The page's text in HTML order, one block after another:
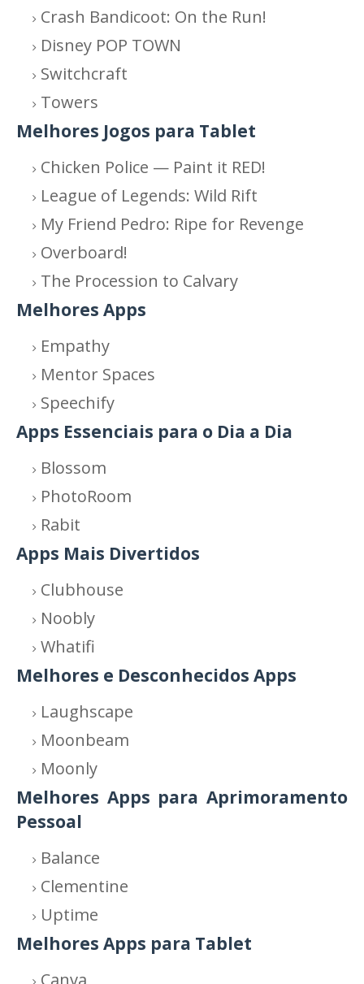
Crash Bandicoot: On the Run!
Disney POP TOWN
Switchcraft
Towers
Melhores Jogos para Tablet
Chicken Police — Paint it RED!
League of Legends: Wild Rift
My Friend Pedro: Ripe for Revenge
Overboard!
The Procession to Calvary
Melhores Apps
Empathy
Mentor Spaces
Speechify
Apps Essenciais para o Dia a Dia
Blossom
PhotoRoom
Rabit
Apps Mais Divertidos
Clubhouse
Noobly
Whatifi
Melhores e Desconhecidos Apps
Laughscape
Moonbeam
Moonly
Melhores Apps para Aprimoramento
Pessoal
Balance
Clementine
Uptime
Melhores Apps para Tablet
Canva